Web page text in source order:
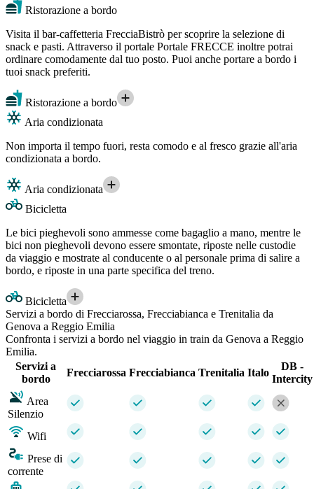
Ristorazione a bordo
Visita il bar-caffetteria FrecciaBistrò per scoprire la selezione di
snack e pasti. Attraverso il portale Portale FRECCE inoltre potrai
ordinare comodamente dal tuo posto. Puoi anche portare a bordo i
tuoi snack preferiti.
Ristorazione a bordo
Aria condizionata
Non importa il tempo fuori, resta comodo e al fresco grazie all'aria
condizionata a bordo.
Aria condizionata
Bicicletta
Le bici pieghevoli sono ammesse come bagaglio a mano, mentre le
bici non pieghevoli devono essere smontate, riposte nelle custodie
da viaggio e mostrate al conducente o al personale prima di salire a
bordo, e riposte in una parte specifica del treno.
Bicicletta
Servizi a bordo di Frecciarossa, Frecciabianca e Trenitalia da
Genova a Reggio Emilia
Confronta i servizi a bordo nel viaggio in train da Genova a Reggio
Emilia.
Servizi a
bordo
Frecciarossa Frecciabianca Trenitalia Italo
DB -
Intercity
Area
Silenzio
Wifi
Prese di
corrente